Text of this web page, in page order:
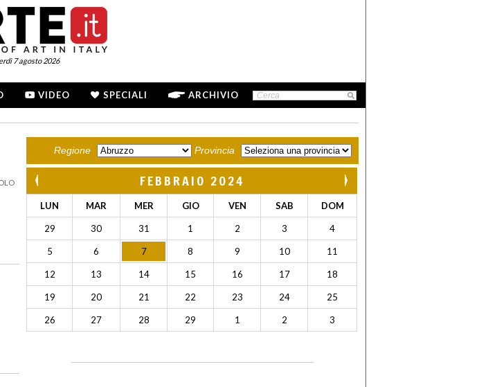
7 agosto 2026
VIDEO SPECIALI ARCHIVIO
Regione Provincia
FEBBRAIO 2024
LUN MAR MER GIO VEN SAB DOM
29 30 31 1 2 3 4
5 6 7 8 9 10 11
12 13 14 15 16 17 18
19 20 21 22 23 24 25
26 27 28 29 1 2 3